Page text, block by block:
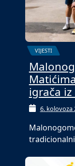
VIJESTI
igrača
6. kolovoza